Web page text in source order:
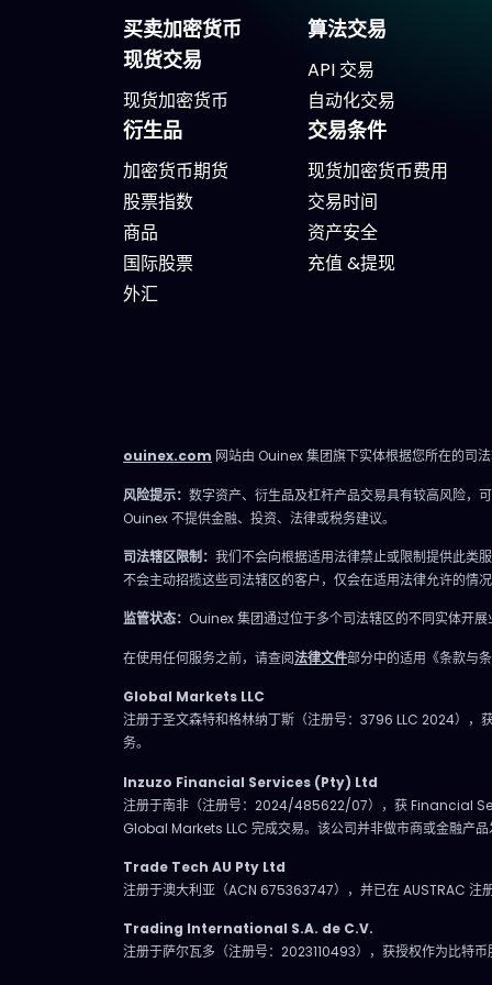
买卖加密货币
现货交易
现货加密货币
衍生品
加密货币期货
股票指数
商品
国际股票
外汇
算法交易
API 交易
自动化交易
交易条件
现货加密货币费用
交易时间
资产安全
充值 &提现
ouinex.com 网站由 Ouinex 集团旗下实体根据您所在的司
风险提示： 数字资产、衍生品及杠杆产品交易具有较高风险，
Ouinex 不提供金融、投资、法律或税务建议。
司法辖区限制： 我们不会向根据适用法律禁止或限制提供此类
不会主动招揽这些司法辖区的客户，仅会在适用法律允许的情
监管状态： Ouinex 集团通过位于多个司法辖区的不同实体开
在使用任何服务之前，请查阅法律文件部分中的适用《条款与
Global Markets LLC
注册于圣文森特和格林纳丁斯（注册号：3796 LLC 2024）
务。
Inzuzo Financial Services (Pty) Ltd
注册于南非（注册号：2024/485622/07），获 Financial
Global Markets LLC 完成交易。该公司并非做市商或金融产品
Trade Tech AU Pty Ltd
注册于澳大利亚（ACN 675363747），并已在 AUSTRAC
Trading International S.A. de C.V.
注册于萨尔瓦多（注册号：2023110493），获授权作为比特